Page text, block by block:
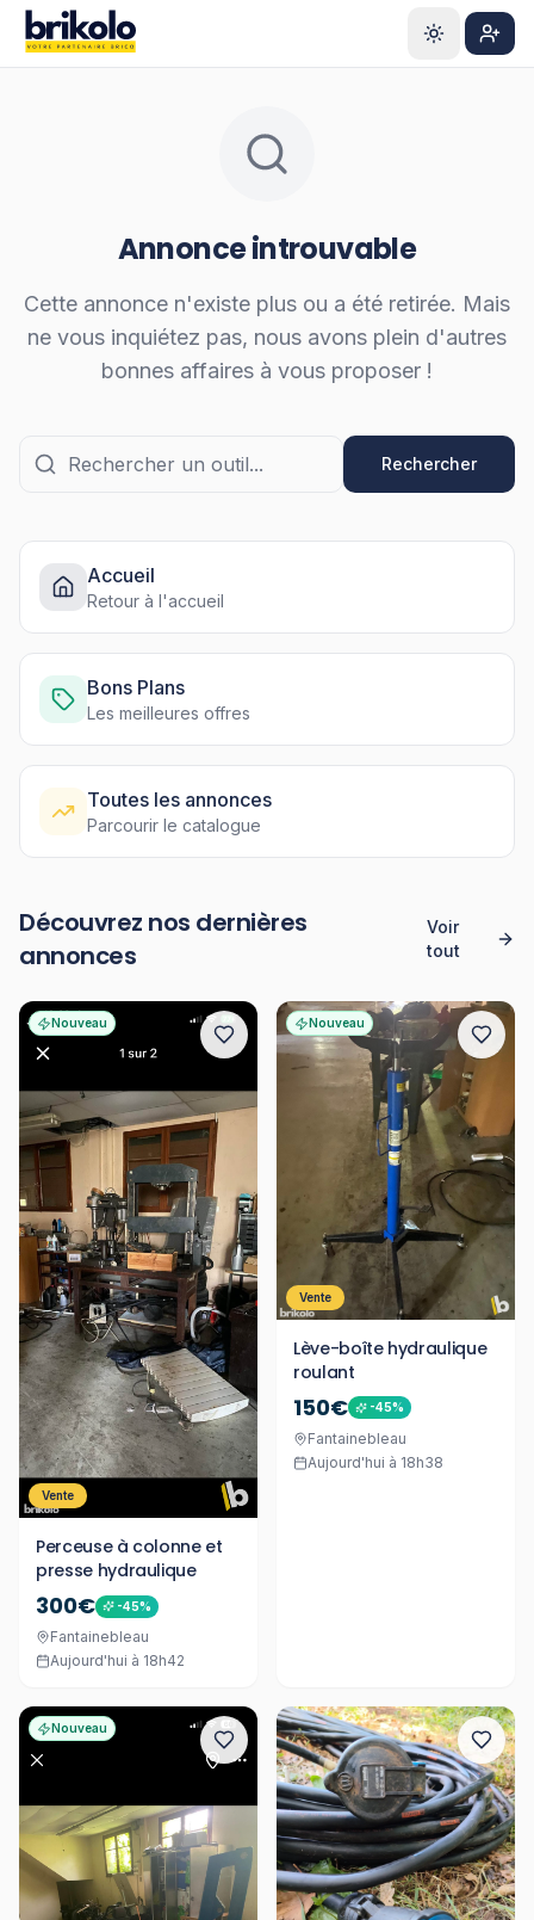
Aller au contenu principal
Annonce introuvable
Cette annonce n'existe plus ou a été retirée. Mais
ne vous inquiétez pas, nous avons plein d'autres
bonnes affaires à vous proposer !
Rechercher
Accueil
Retour à l'accueil
Bons Plans
Les meilleures offres
Toutes les annonces
Parcourir le catalogue
Découvrez nos dernières
annonces
Voir
tout
Nouveau
Vente
Perceuse à colonne et
presse hydraulique
300€ -45%
Fantainebleau
Aujourd'hui à 18h42
Nouveau
Vente
Lève-boîte hydraulique
roulant
150€ -45%
Fantainebleau
Aujourd'hui à 18h38
Nouveau